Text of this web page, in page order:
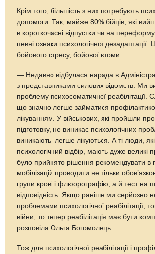
Крім того, більшість з них потребують
допомоги. Так, майже 80% бійців, які
в короткочасні відпустки чи на
певні ознаки психологічної дезадаптації.
бойового стресу, бойової втоми.
— Недавно відбулася нарада в
з представниками силових відомств. Ми
проблему психосоматичної реабілітації.
що значно легше займатися
лікуванням. У військових, які пройшли
підготовку, не виникає психологічних
виникають, легше лікуються. А ті люди,
психологічний відбір, мають дуже великі
було прийнято рішення рекомендувати в
мобілізацій проводити не тільки
групи крові і флюорографію, а й тест на
відповідність. Якщо раніше ми серйозно
проблемами психологічної реабілітації,
війни, то тепер реабілітація має бути
розповіла Ольга Богомолець.
Тож для психологічної реабілітації і